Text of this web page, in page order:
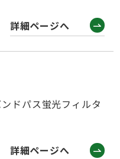
詳細ページへ
ドパス蛍光フィルタ
詳細ページへ